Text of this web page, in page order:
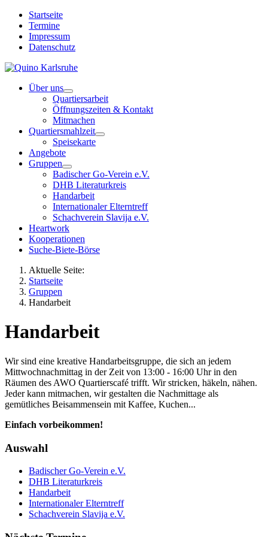
Startseite
Termine
Impressum
Datenschutz
Über uns
Quartiersarbeit
Öffnungszeiten & Kontakt
Mitmachen
Quartiersmahlzeit
Speisekarte
Angebote
Gruppen
Badischer Go-Verein e.V.
DHB Literaturkreis
Handarbeit
Internationaler Elterntreff
Schachverein Slavija e.V.
Heartwork
Kooperationen
Suche-Biete-Börse
Aktuelle Seite:
Startseite
Gruppen
Handarbeit
Handarbeit
Wir sind eine kreative Handarbeitsgruppe, die sich an jedem
Mittwochnachmittag in der Zeit von 13:00 - 16:00 Uhr in den
Räumen des AWO Quartierscafé trifft. Wir stricken, häkeln, nähen.
Jeder kann mitmachen, wir gestalten die Nachmittage als
gemütliches Beisammensein mit Kaffee, Kuchen...
Einfach vorbeikommen!
Auswahl
Badischer Go-Verein e.V.
DHB Literaturkreis
Handarbeit
Internationaler Elterntreff
Schachverein Slavija e.V.